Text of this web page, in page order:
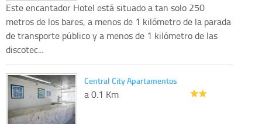
Este encantador Hotel está situado a tan solo 250
metros de los bares, a menos de 1 kilómetro de la parada
de transporte público y a menos de 1 kilómetro de las
discotec...
Central City Apartamentos
a 0.1 Km